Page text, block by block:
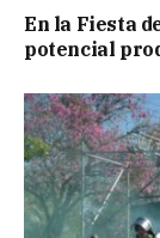
En la Fiesta
potencial